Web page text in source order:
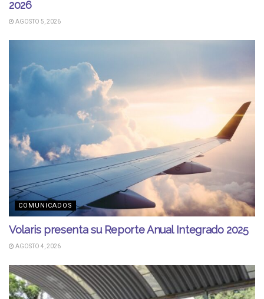
2026
AGOSTO 5, 2026
COMUNICADOS
Volaris presenta su Reporte Anual Integrado 2025
AGOSTO 4, 2026